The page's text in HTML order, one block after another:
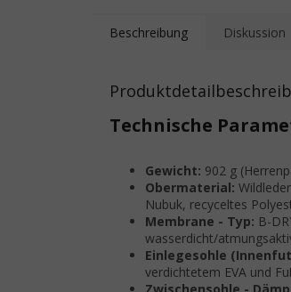
Beschreibung Diskussion
Technische
Gewicht: 902 g
Obermaterial:
Nubuk, recyceltes
Membrane - Typ: B-
wasserdicht/
Einlegesohle
verdichtetem EVA und